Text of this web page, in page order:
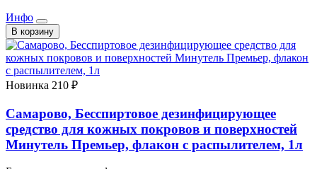
Инфо
В корзину
Новинка 210 ₽
Самарово, Беcспиртовое дезинфицирующее
средство для кожных покровов и поверхностей
Минутель Премьер, флакон с распылителем, 1л